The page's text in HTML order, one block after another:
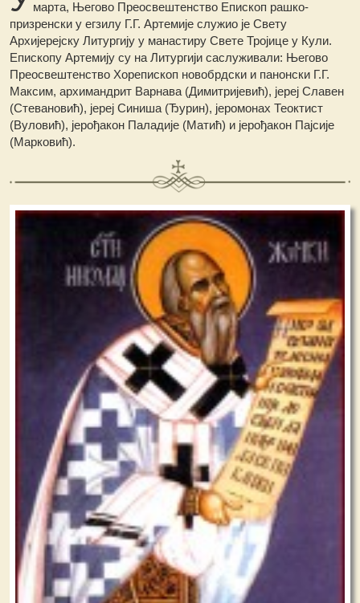
марта, Његово Преосвештенство Епископ рашко-
призренски у егзилу Г.Г. Артемије служио је Свету
Архијерејску Литургију у манастиру Свете Тројице у Кули.
Епископу Артемију су на Литургији саслуживали: Његово
Преосвештенство Хорепископ новобрдски и панонски Г.Г.
Максим, архимандрит Варнава (Димитријевић), јереј Славен
(Стевановић), јереј Синиша (Ђурин), јеромонах Теоктист
(Вуловић), јерођакон Паладије (Матић) и јерођакон Пајсије
(Марковић).